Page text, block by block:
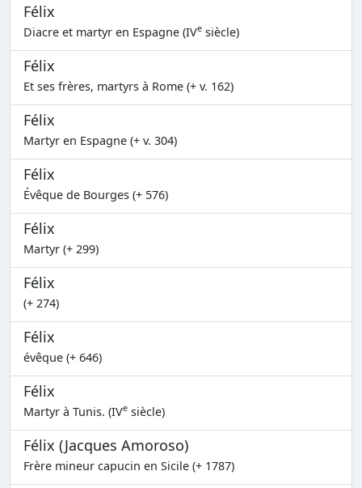
Félix
Diacre et martyr en Espagne (IVe siècle)
Félix
Et ses frères, martyrs à Rome (+ v. 162)
Félix
Martyr en Espagne (+ v. 304)
Félix
Évêque de Bourges (+ 576)
Félix
Martyr (+ 299)
Félix
(+ 274)
Félix
évêque (+ 646)
Félix
Martyr à Tunis. (IVe siècle)
Félix (Jacques Amoroso)
Frère mineur capucin en Sicile (+ 1787)